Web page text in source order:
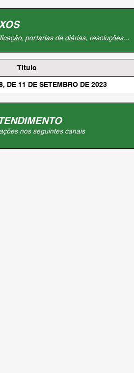
portarias de diárias, resoluções...
Titulo
DE 11 DE SETEMBRO DE 2023
nos seguintes canais